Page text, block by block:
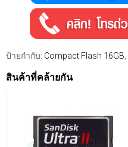
ป้ายกำกับ: Compact Flash 16GB
สินค้าที่คล้ายกัน